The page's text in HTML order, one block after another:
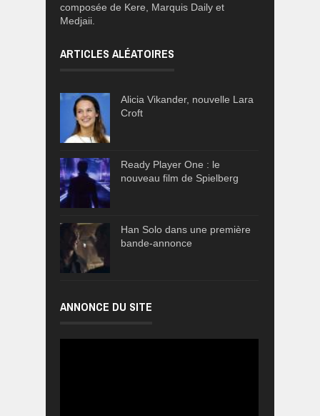
composée de Kere, Marquis Daily et
Medjaii.
ARTICLES ALÉATOIRES
Alicia Vikander, nouvelle Lara
Croft
Ready Player One : le
nouveau film de Spielberg
Han Solo dans une première
bande-annonce
ANNONCE DU SITE